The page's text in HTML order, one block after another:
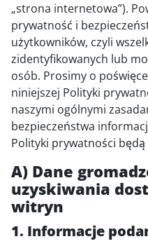
„strona internetowa”).
prywatność i
użytkowników, czyli
zidentyfikowanych lub
osób. Prosimy o
niniejszej Polityki
naszymi ogólnymi
bezpieczeństwa
Polityki prywatności
A) Dane
uzyskiwania
witryn
1. Informacje